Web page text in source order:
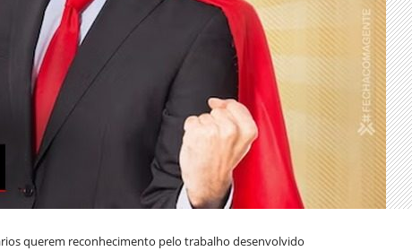
querem reconhecimento pelo trabalho desenvolvido